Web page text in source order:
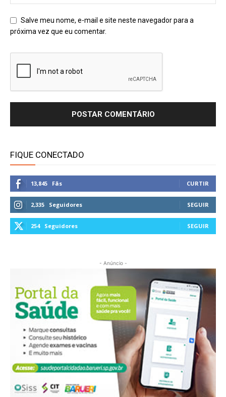
Salve meu nome, e-mail e site neste navegador para a
próxima vez que eu comentar.
FIQUE CONECTADO
13,845 Fãs CURTIR
2,335 Seguidores SEGUIR
254 Seguidores SEGUIR
- Anúncio -